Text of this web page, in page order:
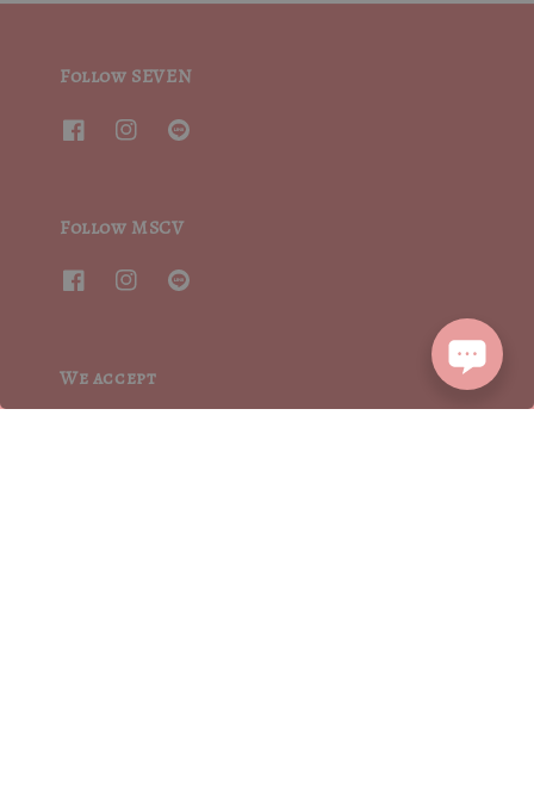
Follow SEVEN
Follow MSCV
We accept